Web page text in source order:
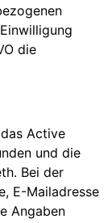
die
Active
und die
Bei der
E-Mailadresse
Angaben